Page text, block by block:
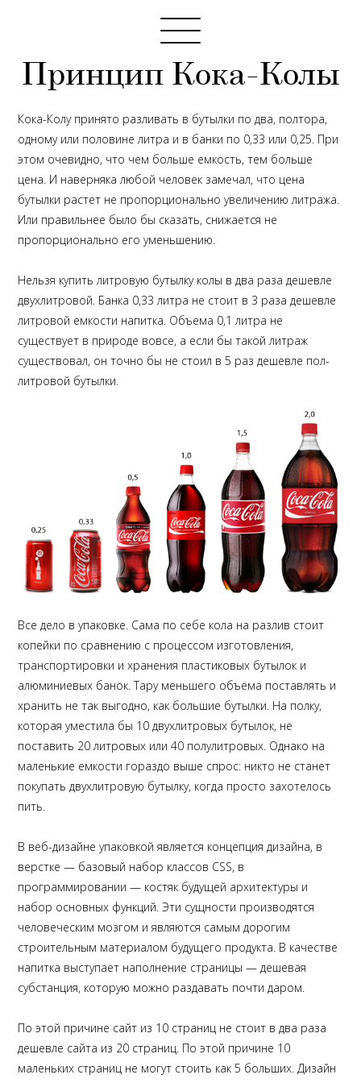
Принцип Кока-Колы
Кока-Колу принято разливать в бутылки по два, полтора,
одному или половине литра и в банки по 0,33 или 0,25. При
этом очевидно, что чем больше емкость, тем больше
цена. И наверняка любой человек замечал, что цена
бутылки растет не пропорционально увеличению литража.
Или правильнее было бы сказать, снижается не
пропорционально его уменьшению.
Нельзя купить литровую бутылку колы в два раза дешевле
двухлитровой. Банка 0,33 литра не стоит в 3 раза дешевле
литровой емкости напитка. Объема 0,1 литра не
существует в природе вовсе, а если бы такой литраж
существовал, он точно бы не стоил в 5 раз дешевле пол-
литровой бутылки.
Все дело в упаковке. Сама по себе кола на разлив стоит
копейки по сравнению с процессом изготовления,
транспортировки и хранения пластиковых бутылок и
алюминиевых банок. Тару меньшего объема поставлять и
хранить не так выгодно, как большие бутылки. На полку,
которая уместила бы 10 двухлитровых бутылок, не
поставить 20 литровых или 40 полулитровых. Однако на
маленькие емкости гораздо выше спрос: никто не станет
покупать двухлитровую бутылку, когда просто захотелось
пить.
В веб-дизайне упаковкой является концепция дизайна, в
верстке — базовый набор классов CSS, в
программировании — костяк будущей архитектуры и
набор основных функций. Эти сущности производятся
человеческим мозгом и являются самым дорогим
строительным материалом будущего продукта. В качестве
напитка выступает наполнение страницы — дешевая
субстанция, которую можно раздавать почти даром.
По этой причине сайт из 10 страниц не стоит в два раза
дешевле сайта из 20 страниц. По этой причине 10
маленьких страниц не могут стоить как 5 больших. Дизайн